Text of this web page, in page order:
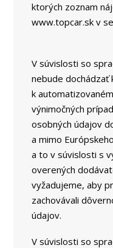
ktorých zoznam
www.topcar.sk v
V súvislosti so
nebude dochádzať
k
výnimočných
osobných údajov
a mimo
a to v súvislosti s
overených
vyžadujeme, aby
zachovávali
údajov.
V súvislosti so